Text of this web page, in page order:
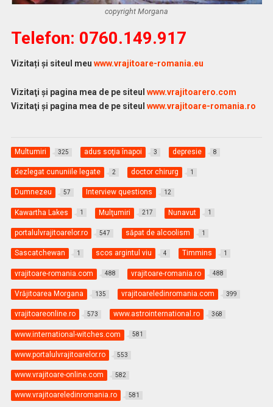
copyright Morgana
Telefon: 0760.149.917
Vizitați și siteul meu www.vrajitoare-romania.eu
Vizitaţi şi pagina mea de pe siteul www.vrajitoarero.com
Vizitaţi şi pagina mea de pe siteul www.vrajitoare-romania.ro
Multumiri 325 adus soţia înapoi 3 depresie 8
dezlegat cununiile legate 2 doctor chirurg 1
Dumnezeu 57 Interview questions 12
Kawartha Lakes 1 Mulţumiri 217 Nunavut 1
portalulvrajitoarelor.ro 547 săpat de alcoolism 1
Sascatchewan 1 scos argintul viu 4 Timmins 1
vrajitoare-romania.com 488 vrajitoare-romania.ro 488
Vrăjitoarea Morgana 135 vrajitoareledinromania.com 399
vrajitoareonline.ro 573 www.astrointernational.ro 368
www.international-witches.com 581
www.portalulvrajitoarelor.ro 553
www.vrajitoare-online.com 582
www.vrajitoareledinromania.ro 581